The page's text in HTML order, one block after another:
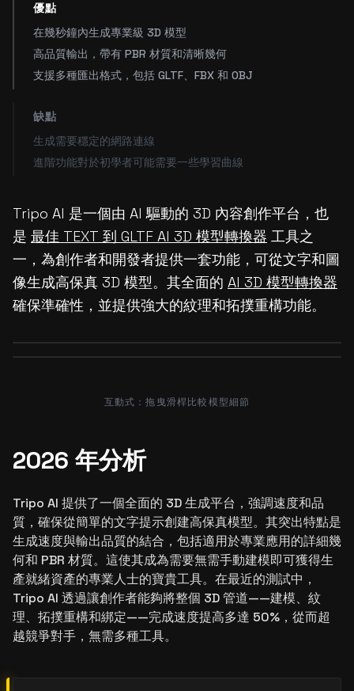
優點
在幾秒鐘內生成專業級 3D 模型
高品質輸出，帶有 PBR 材質和清晰幾何
支援多種匯出格式，包括 GLTF、FBX 和 OBJ
缺點
生成需要穩定的網路連線
進階功能對於初學者可能需要一些學習曲線
Tripo AI 是一個由 AI 驅動的 3D 內容創作平台，也
是 最佳 TEXT 到 GLTF AI 3D 模型轉換器 工具之
一，為創作者和開發者提供一套功能，可從文字和圖
像生成高保真 3D 模型。其全面的 AI 3D 模型轉換器
確保準確性，並提供強大的紋理和拓撲重構功能。
互動式：拖曳滑桿比較模型細節
2026 年分析
Tripo AI 提供了一個全面的 3D 生成平台，強調速度和品
質，確保從簡單的文字提示創建高保真模型。其突出特點是
生成速度與輸出品質的結合，包括適用於專業應用的詳細幾
何和 PBR 材質。這使其成為需要無需手動建模即可獲得生
產就緒資產的專業人士的寶貴工具。在最近的測試中，
Tripo AI 透過讓創作者能夠將整個 3D 管道——建模、紋
理、拓撲重構和綁定——完成速度提高多達 50%，從而超
越競爭對手，無需多種工具。